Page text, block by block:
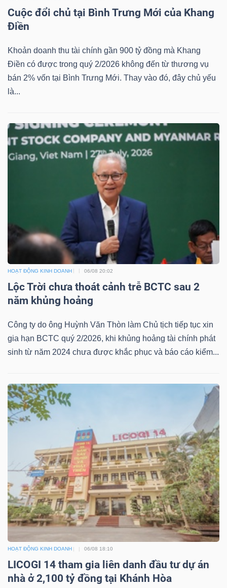
Cuộc đổi chủ tại Bình Trưng Mới của Khang
Điền
Khoản doanh thu tài chính gần 900 tỷ đồng mà Khang
Điền có được trong quý 2/2026 không đến từ thương vụ
bán 2% vốn tại Bình Trưng Mới. Thay vào đó, đây chủ yếu
là...
HOẠT ĐỘNG KINH DOANH 06/08 20:02
Lộc Trời chưa thoát cảnh trễ BCTC sau 2
năm khủng hoảng
Công ty do ông Huỳnh Văn Thòn làm Chủ tịch tiếp tục xin
gia hạn BCTC quý 2/2026, khi khủng hoảng tài chính phát
sinh từ năm 2024 chưa được khắc phục và báo cáo kiểm...
HOẠT ĐỘNG KINH DOANH 06/08 18:10
LICOGI 14 tham gia liên danh đầu tư dự án
nhà ở 2,100 tỷ đồng tại Khánh Hòa
Đào
chính
đầu
Truyền
tài
chính
Dữ
liệu